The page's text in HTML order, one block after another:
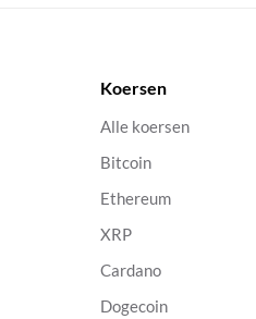
Koersen
Alle koersen
Bitcoin
Ethereum
XRP
Cardano
Dogecoin